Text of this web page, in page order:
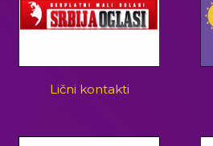
Lični kontakti